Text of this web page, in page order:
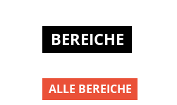
BEREICHE
ALLE BEREICHE